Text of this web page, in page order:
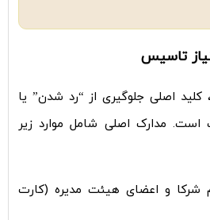
کلید اصلی جلوگیری از “رد شدن” یا
است. مدارک اصلی شامل موارد زیر
شرکا و اعضای هیئت مدیره (کارت